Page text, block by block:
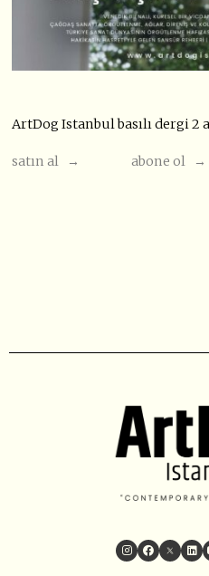
ArtDog Istanbul basılı dergi 2
satın al → abone ol →